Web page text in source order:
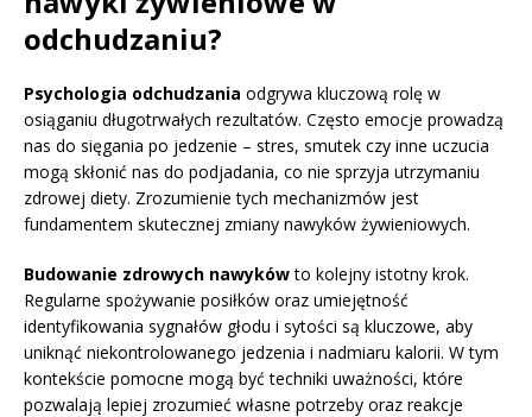
odchudzaniu?
Psychologia odchudzania odgrywa kluczową rolę w
osiąganiu długotrwałych rezultatów. Często emocje prowadzą
nas do sięgania po jedzenie – stres, smutek czy inne uczucia
mogą skłonić nas do podjadania, co nie sprzyja utrzymaniu
zdrowej diety. Zrozumienie tych mechanizmów jest
fundamentem skutecznej zmiany nawyków żywieniowych.
Budowanie zdrowych nawykówto kolejny istotny krok.
Regularne spożywanie posiłków oraz umiejętność
identyfikowania sygnałów głodu i sytości są kluczowe, aby
uniknąć niekontrolowanego jedzenia i nadmiaru kalorii. W tym
kontekście pomocne mogą być techniki uważności, które
pozwalają lepiej zrozumieć własne potrzeby oraz reakcje